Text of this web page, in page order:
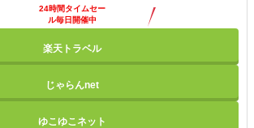
24時間タイムセー
ル毎日開催中
楽天トラベル
じゃらんnet
ゆこゆこネット